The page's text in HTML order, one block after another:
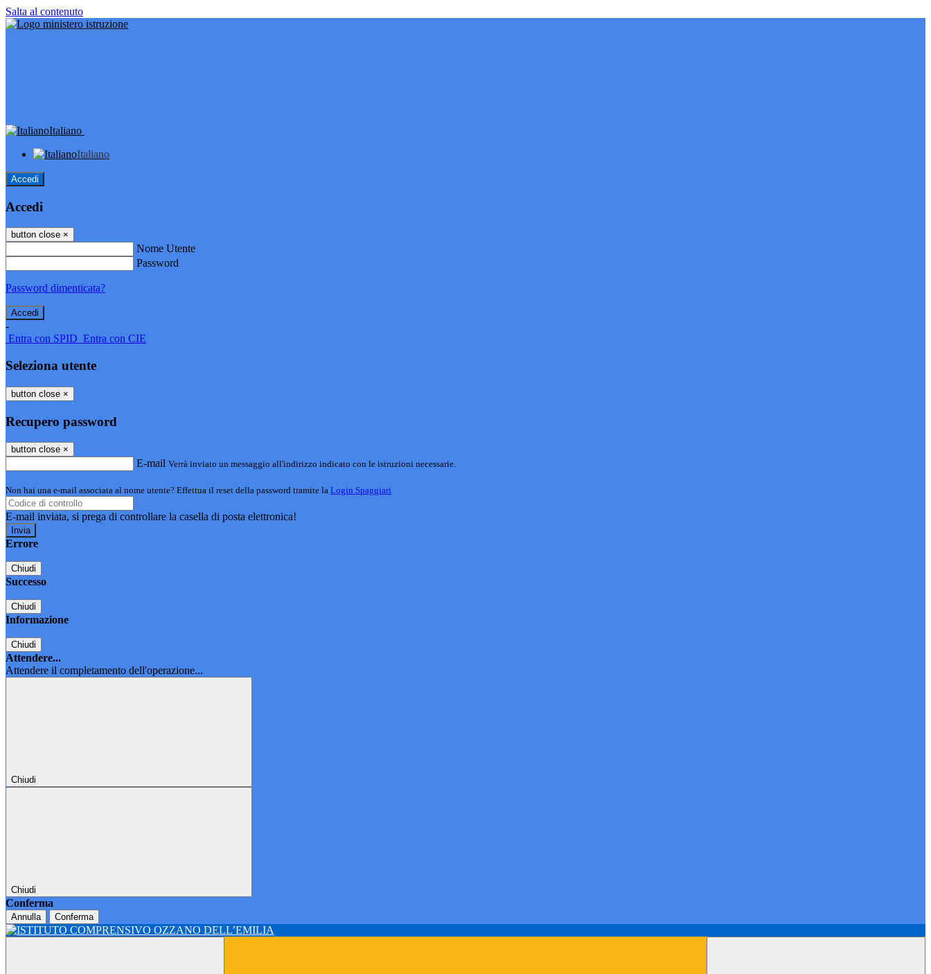
Salta al contenuto
Italiano
Italiano
Accedi
Accedi
button close ×
Nome Utente
Password
Password dimenticata?
-
Entra con SPID Entra con CIE
Seleziona utente
button close ×
Recupero password
button close ×
E-mail Verrà inviato un messaggio all'indirizzo indicato con le istruzioni necessarie.
Non hai una e-mail associata al nome utente? Effettua il reset della password tramite la Login Spaggiari
E-mail inviata, si prega di controllare la casella di posta elettronica!
Errore
Chiudi
Successo
Chiudi
Informazione
Chiudi
Attendere...
Attendere il completamento dell'operazione...
Chiudi
Chiudi
Conferma
Annulla Conferma